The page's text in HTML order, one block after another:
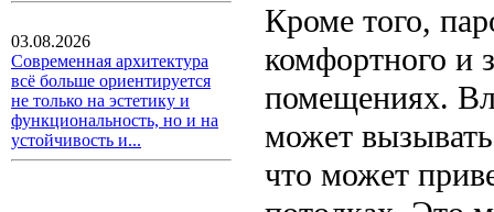
03.08.2026
Современная архитектура
всё больше ориентируется
не только на эстетику и
функциональность, но и на
устойчивость и...
Кроме того,
комфортного и
помещениях.
может
что может